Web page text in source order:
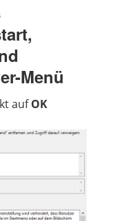
Menü
aufOK